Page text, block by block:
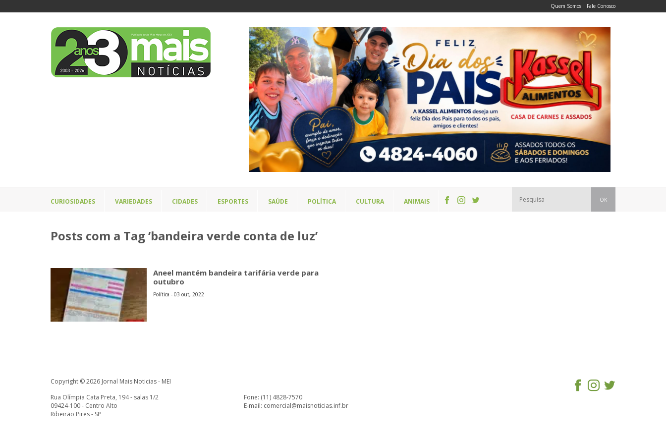
Quem Somos | Fale Conosco
CURIOSIDADES VARIEDADES CIDADES ESPORTES SAÚDE POLÍTICA CULTURA ANIMAIS OK
Posts com a Tag ‘bandeira verde conta de luz’
Aneel mantém bandeira tarifária verde para
outubro
Política - 03 out, 2022
Copyright © 2026 Jornal Mais Noticias - MEI
Rua Olímpia Cata Preta, 194 - salas 1/2
09424-100 - Centro Alto
Ribeirão Pires - SP
Fone: (11) 4828-7570
E-mail: comercial@maisnoticias.inf.br